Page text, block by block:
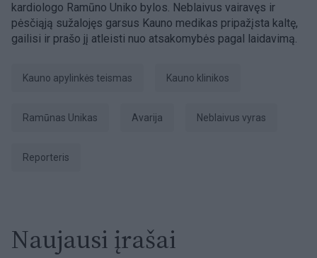
kardiologo Ramūno Uniko bylos. Neblaivus vairavęs ir
pėsčiąją sužalojęs garsus Kauno medikas pripažįsta kaltę,
gailisi ir prašo jį atleisti nuo atsakomybės pagal laidavimą.
Kauno apylinkės teismas Kauno klinikos
Ramūnas Unikas avarija neblaivus vyras
Reporteris
Naujausi įrašai